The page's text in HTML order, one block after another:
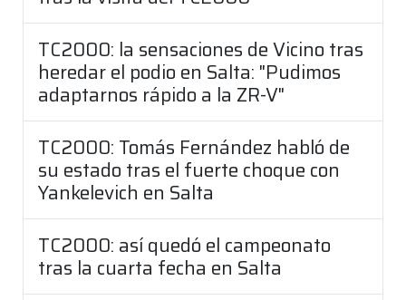
TC2000: la sensaciones de Vicino tras
heredar el podio en Salta: "Pudimos
adaptarnos rápido a la ZR-V"
TC2000: Tomás Fernández habló de
su estado tras el fuerte choque con
Yankelevich en Salta
TC2000: así quedó el campeonato
tras la cuarta fecha en Salta